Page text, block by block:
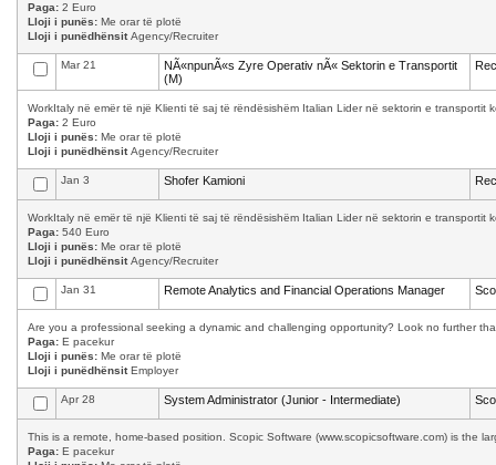
Paga: 2 Euro
Lloji i punës: Me orar të plotë
Lloji i punëdhënsitAgency/Recruiter
Mar 21
NÃ«npunÃ«s Zyre Operativ nÃ« Sektorin e Transportit
(M)
WorkItaly në emër të një Klienti të saj të rëndësishëm Italian Lider në sektorin e transportit
Paga: 2 Euro
Lloji i punës: Me orar të plotë
Lloji i punëdhënsitAgency/Recruiter
Jan 3 Shofer Kamioni
WorkItaly në emër të një Klienti të saj të rëndësishëm Italian Lider në sektorin e transportit
Paga: 540 Euro
Lloji i punës: Me orar të plotë
Lloji i punëdhënsitAgency/Recruiter
Jan 31 Remote Analytics and Financial Operations Manager
Are you a professional seeking a dynamic and challenging opportunity? Look no further
Paga: E pacekur
Lloji i punës: Me orar të plotë
Lloji i punëdhënsitEmployer
Apr 28 System Administrator (Junior - Intermediate)
This is a remote, home-based position. Scopic Software (www.scopicsoftware.com) is the
Paga: E pacekur